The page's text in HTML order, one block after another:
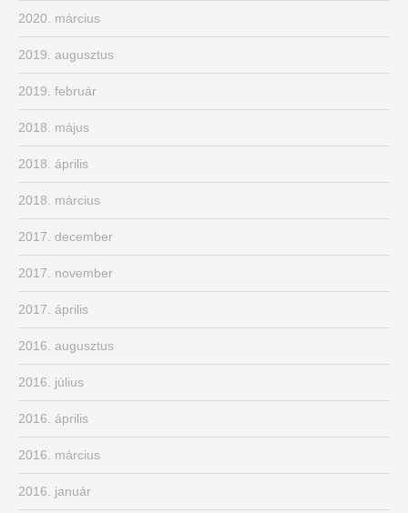
2020. március
2019. augusztus
2019. február
2018. május
2018. április
2018. március
2017. december
2017. november
2017. április
2016. augusztus
2016. július
2016. április
2016. március
2016. január